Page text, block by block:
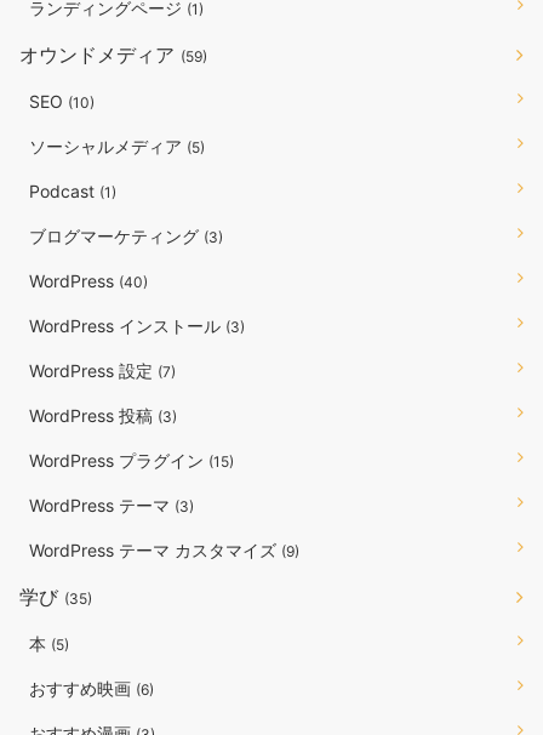
ランディングページ (1)
オウンドメディア (59)
SEO (10)
ソーシャルメディア (5)
Podcast (1)
ブログマーケティング (3)
WordPress (40)
WordPress インストール (3)
WordPress 設定 (7)
WordPress 投稿 (3)
WordPress プラグイン (15)
WordPress テーマ (3)
WordPress テーマ カスタマイズ (9)
学び (35)
本 (5)
おすすめ映画 (6)